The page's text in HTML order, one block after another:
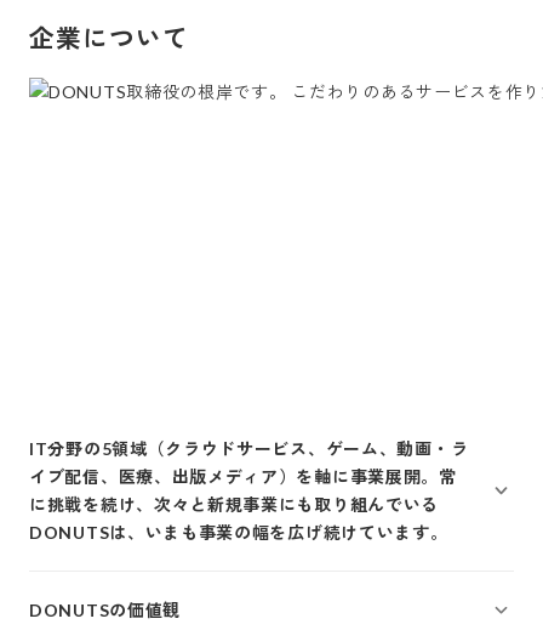
企業について
IT分野の5領域（クラウドサービス、ゲーム、動画・ラ
イブ配信、医療、出版メディア）を軸に事業展開。常
に挑戦を続け、次々と新規事業にも取り組んでいる
DONUTSは、いまも事業の幅を広げ続けています。
DONUTSの価値観